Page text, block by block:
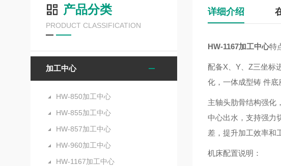
产品分类
PRODUCT CLASSIFICATION
加工中心
HW-850加工中心
HW-855加工中心
HW-857加工中心
HW-960加工中心
HW-1167加工中心
详细介绍
HW-1167加工中心特
配备X、Y、Z三坐标
化，一体成型铸 件底
主轴头肋骨结构强化
中心出水，支持强力
差，提升加工效率和
机床配置说明：